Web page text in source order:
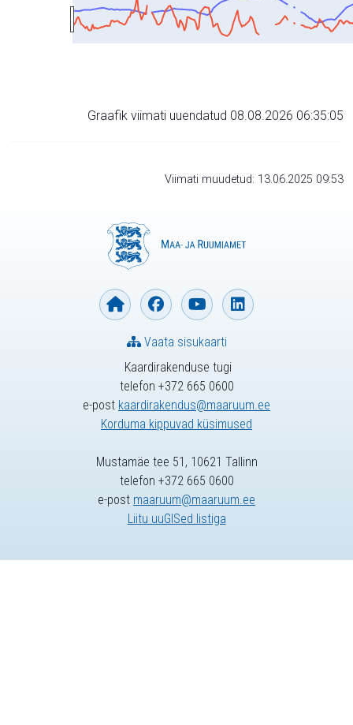
Graafik viimati uuendatud 08.08.2026 06:35:05
Viimati muudetud: 13.06.2025 09:53
Kaardirakenduse tugi
telefon +372 665 0600
e-post kaardirakendus@maaruum.ee
Korduma kippuvad küsimused
Vaata sisukaarti
Mustamäe tee 51, 10621 Tallinn
telefon +372 665 0600
e-post maaruum@maaruum.ee
Liitu uuGISed listiga